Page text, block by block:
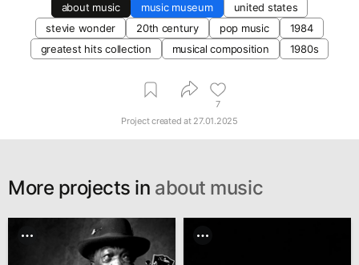
about music music museum
united states
stevie wonder
20th century pop music
1984
greatest hits collection
musical composition 1980s
7
Project created at 27.01.2025
More projects in about music